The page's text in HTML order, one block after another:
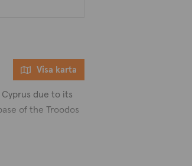
Visa karta
due to its
of the Troodos
you can find a